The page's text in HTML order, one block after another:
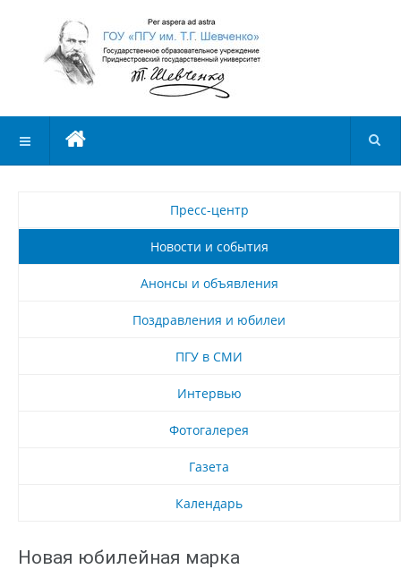
Пресс-центр
Новости и события
Анонсы и объявления
Поздравления и юбилеи
ПГУ в СМИ
Интервью
Фотогалерея
Газета
Календарь
Новая юбилейная марка